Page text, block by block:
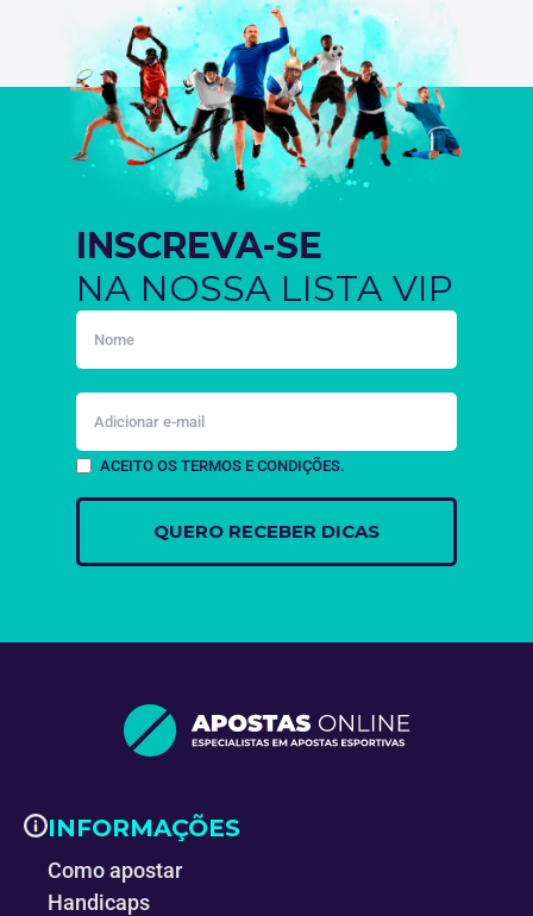
INSCREVA-SE
NA NOSSA LISTA VIP
ACEITO OS TERMOS E CONDIÇÕES.
INFORMAÇÕES
Como apostar
Handicaps